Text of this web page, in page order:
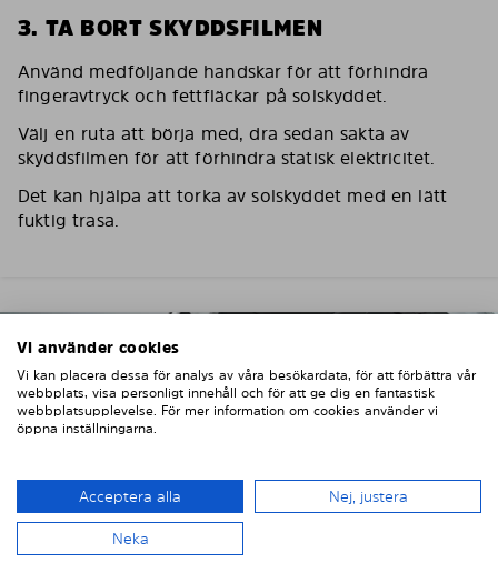
3. TA BORT SKYDDSFILMEN
Använd medföljande handskar för att förhindra
fingeravtryck och fettfläckar på solskyddet.
Välj en ruta att börja med, dra sedan sakta av
skyddsfilmen för att förhindra statisk elektricitet.
Det kan hjälpa att torka av solskyddet med en lätt
fuktig trasa.
Vi använder cookies
Vi kan placera dessa för analys av våra besökardata, för att förbättra vår
webbplats, visa personligt innehåll och för att ge dig en fantastisk
webbplatsupplevelse. För mer information om cookies använder vi
öppna inställningarna.
Acceptera alla Nej, justera
Neka